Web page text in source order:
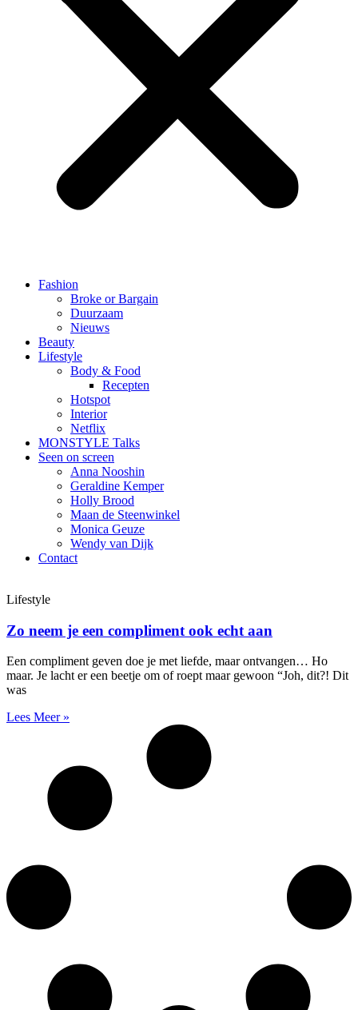
Fashion
Broke or Bargain
Duurzaam
Nieuws
Beauty
Lifestyle
Body & Food
Recepten
Hotspot
Interior
Netflix
MONSTYLE Talks
Seen on screen
Anna Nooshin
Geraldine Kemper
Holly Brood
Maan de Steenwinkel
Monica Geuze
Wendy van Dijk
Contact
Lifestyle
Zo neem je een compliment ook echt aan
Een compliment geven doe je met liefde, maar ontvangen… Ho
maar. Je lacht er een beetje om of roept maar gewoon “Joh, dit?! Dit
was
Lees Meer »